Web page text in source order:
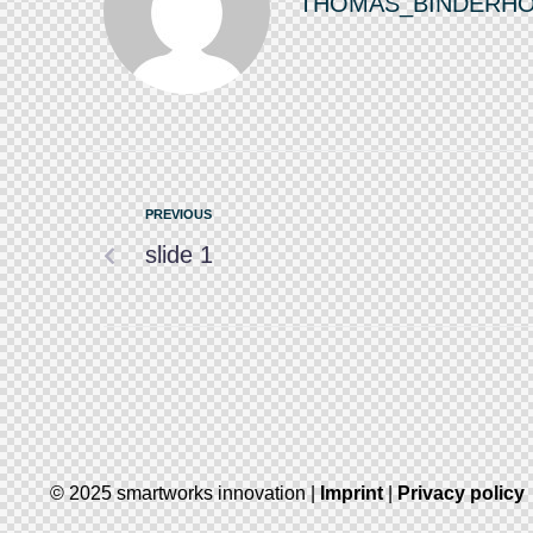
PREVIOUS
slide 1
© 2025 smartworks innovation |Imprint| Privacy policy